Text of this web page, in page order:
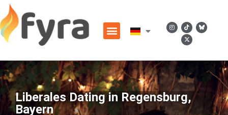
Liberales Dating in Regensburg,
Bayern